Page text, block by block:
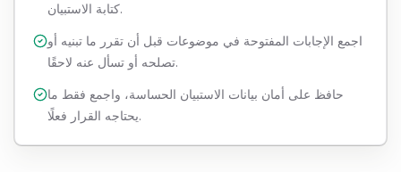
كتابة الاستبيان.
اجمع الإجابات المفتوحة في موضوعات قبل أن تقرر ما تبنيه أو
تصلحه أو تسأل عنه لاحقًا.
حافظ على أمان بيانات الاستبيان الحساسة، واجمع فقط ما
يحتاجه القرار فعلًا.